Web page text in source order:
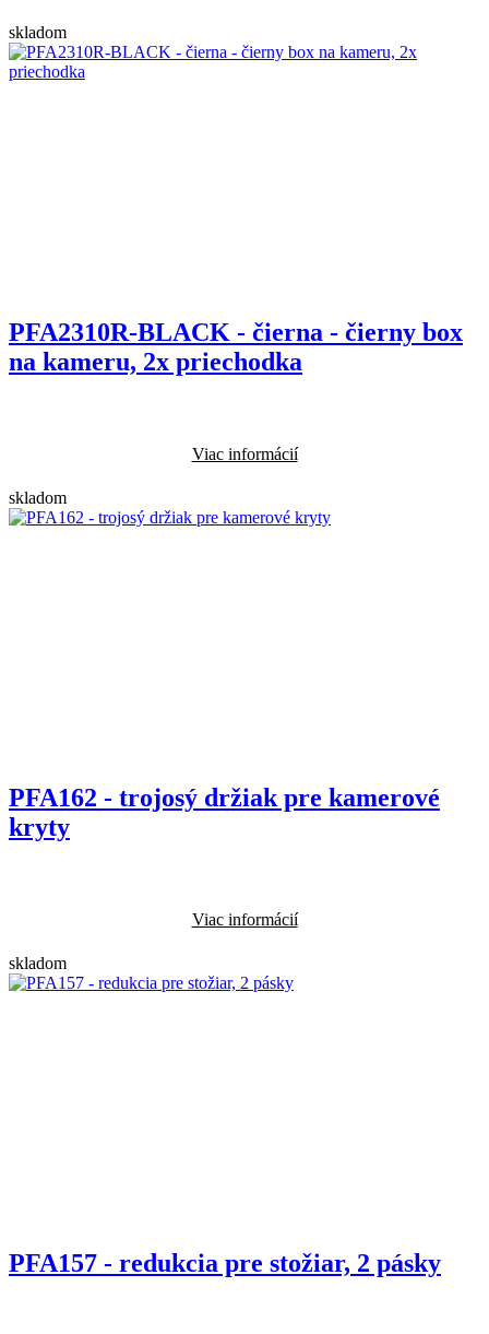
skladom
PFA2310R-BLACK - čierna - čierny box
na kameru, 2x priechodka
Viac informácií
skladom
PFA162 - trojosý držiak pre kamerové
kryty
Viac informácií
skladom
PFA157 - redukcia pre stožiar, 2 pásky